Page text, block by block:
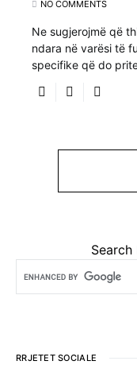
NO COMMENTS
Ne sugjerojmë që
ndara në varësi të
specifike që do
Search
RRJETET SOCIALE